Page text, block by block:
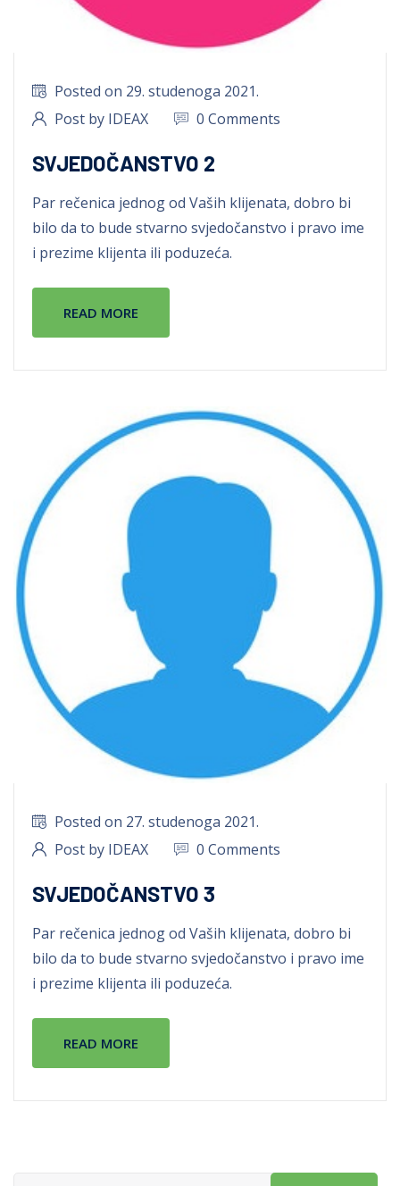
Posted on 29. studenoga 2021.
Post by IDEAX
0 Comments
SVJEDOČANSTVO 2
Par rečenica jednog od Vaših klijenata, dobro bi
bilo da to bude stvarno svjedočanstvo i pravo ime
i prezime klijenta ili poduzeća.
READ MORE
Posted on 27. studenoga 2021.
Post by IDEAX
0 Comments
SVJEDOČANSTVO 3
Par rečenica jednog od Vaših klijenata, dobro bi
bilo da to bude stvarno svjedočanstvo i pravo ime
i prezime klijenta ili poduzeća.
READ MORE